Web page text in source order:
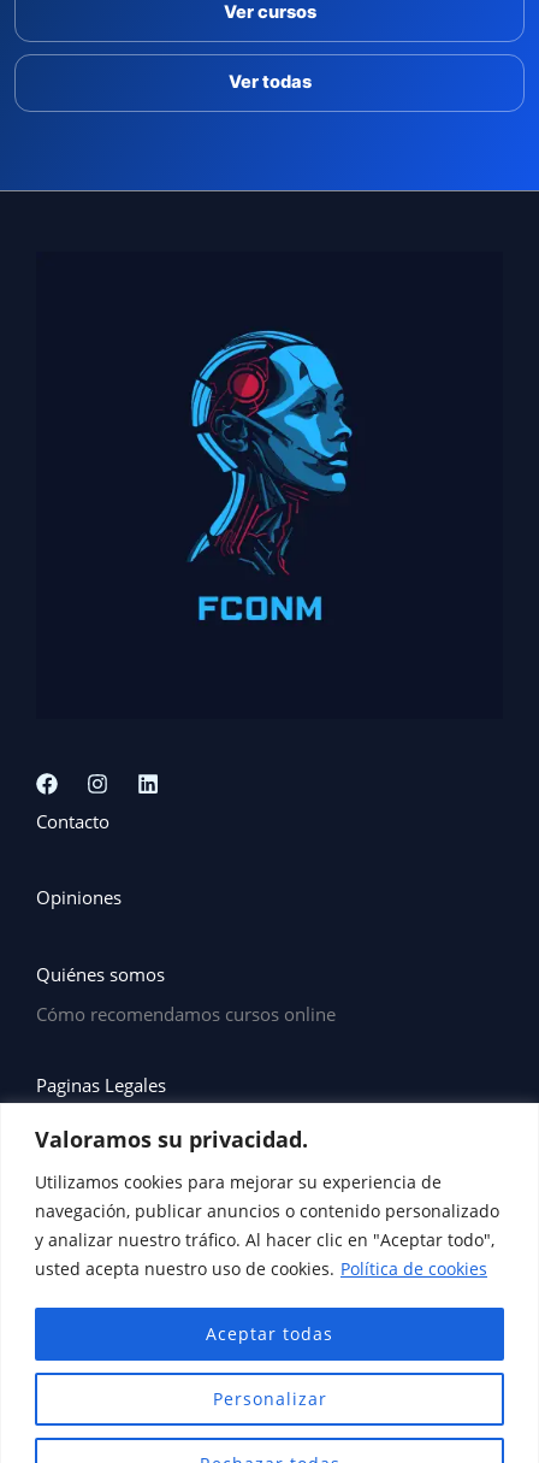
Valoramos su privacidad.
Utilizamos cookies para mejorar su experiencia de
navegación, publicar anuncios o contenido personalizado
y analizar nuestro tráfico. Al hacer clic en "Aceptar todo",
usted acepta nuestro uso de cookies. Política de cookies
Personalizar
Aceptar todas
Ver cursos
Ver todas
Contacto
Opiniones
Quiénes somos
Cómo recomendamos cursos online
Paginas Legales
Política de Cookies
Aviso Legal
Copyright © 2026 Formacion con Motivacion | Powered
by Formacion con Motivacion